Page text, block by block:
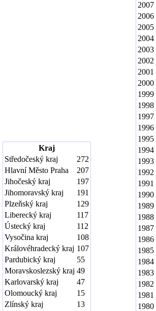
Kraj
Středočeský kraj
272
Hlavní Město Praha
207
Jihočeský kraj
197
Jihomoravský kraj
191
Plzeňský kraj
129
Liberecký kraj
117
Ústecký kraj
112
Vysočina kraj
108
Královéhradecký kraj 107
Pardubický kraj
55
Moravskoslezský kraj 49
Karlovarský kraj
47
Olomoucký kraj
15
Zlínský kraj
13
2007
2006
2005
2004
2003
2002
2001
2000
1999
1998
1997
1996
1995
1994
1993
1992
1991
1990
1989
1988
1987
1986
1985
1984
1983
1982
1981
1980